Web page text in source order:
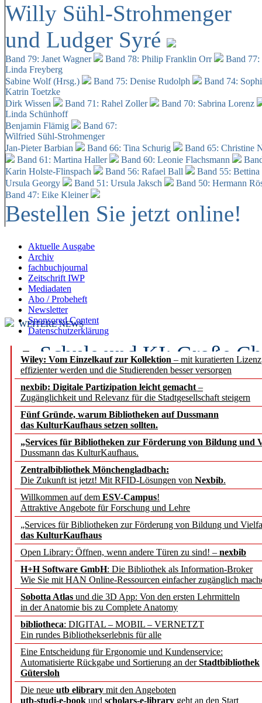
Willy Sühl-Strohmenger
und Ludger Syré
Band 79: Janet Wagner Band 78: Philip Franklin Orr
Band
Linda Freyberg
Sabine Wolf (Hrsg.)
Band 75: Denise Rudolph
Band 74:
Katrin Toetzke
Dirk Wissen
Band 71: Rahel Zoller
Band 70: Sabrina Lorenz
Linda Schünhoff
Benjamin Flämig
Band 67:
Wilfried Sühl-Strohmenger
Jan-Pieter Barbian
Band 66: Tina Schurig
Band 65: Christine
Band 61: Martina Haller
Band 60: Leonie Flachsmann
Karin Holste-Flinspach
Band 56: Rafael Ball
Band 55:
Ursula Georgy
Band 51: Ursula Jaksch Band 50: Hermann
Band 47: Eike Kleiner
Bestellen Sie jetzt online!
Aktuelle Ausgabe
Archiv
fachbuchjournal
Zeitschrift IWP
Mediadaten
Abo / Probeheft
Newsletter
Sponsored Content
Datenschutzerklärung
Wiley: Vom Einzelkauf zur Kollektion – mit kuratierten
effizienter werden und die Studierenden besser versorgen
nexbib: Digitale Partizipation leicht gemacht –
Zugänglichkeit und Relevanz für die Stadtgesellschaft steigern
Fünf Gründe, warum Bibliotheken auf Dussmann
das KulturKaufhaus setzen sollten.
„Services für Bibliotheken zur Förderung von Bildung und
Dussmann das KulturKaufhaus.
Zentralbibliothek Mönchengladbach:
Die Zukunft ist jetzt! Mit RFID-Lösungen von Nexbib.
Willkommen auf dem ESV-Campus!
Attraktive Angebote für Forschung und Lehre
„Services für Bibliotheken zur Förderung von Bildung und
das KulturKaufhaus
Open Library: Öffnen, wenn andere Türen zu sind! – nexbib
H+H Software GmbH: Die Bibliothek als Information-Broker
Wie Sie mit HAN Online-Ressourcen einfacher zugänglich
Sobotta Atlas und die 3D App: Von den ersten Lehrmitteln
in der Anatomie bis zu Complete Anatomy
bibliotheca: DIGITAL – MOBIL – VERNETZT
Ein rundes Bibliothekserlebnis für alle
Eine Entscheidung für Ergonomie und Kundenservice:
Automatisierte Rückgabe und Sortierung an derStadtbibliothek
Gütersloh
Die neue utb elibrary mit den Angeboten
utb-studi-e-book und scholars-e-library geht an den Start
WEITERE NEWS
Schule und KI: Große
Voraussetzungen
Erfolgreiches erstes
Segment Research –
angepasst
konstruktiv!
Mohr Siebeck
und die Zeitschrift für
Francke Attempto
EBSCO Information
Recherchefunktionen in
Sorbisches Institut neu
Geschichte und